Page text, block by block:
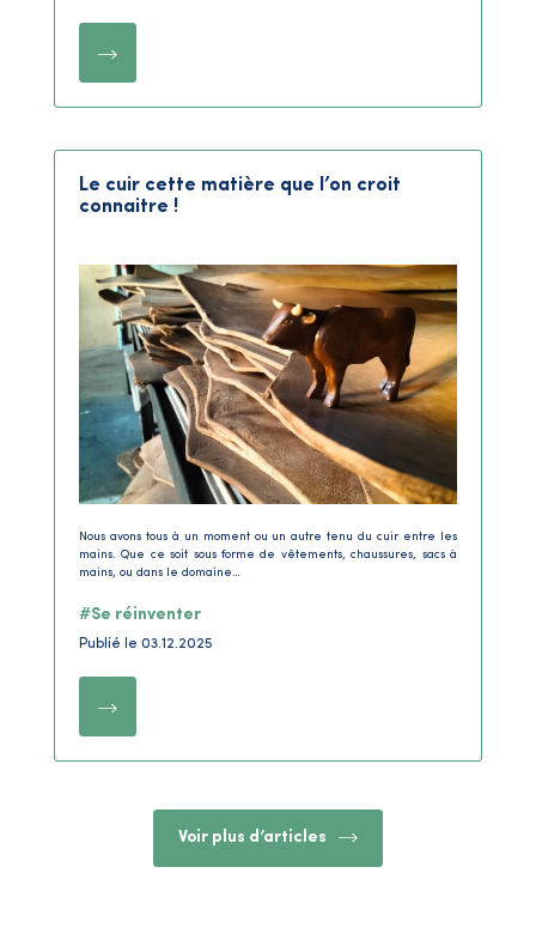
Le cuir cette matière que l’on croit
connaitre !
Nous avons tous à un moment ou un autre tenu du cuir entre les
mains. Que ce soit sous forme de vêtements, chaussures, sacs à
mains, ou dans le domaine…
#Se réinventer
Publié le 03.12.2025
Voir plus d’articles